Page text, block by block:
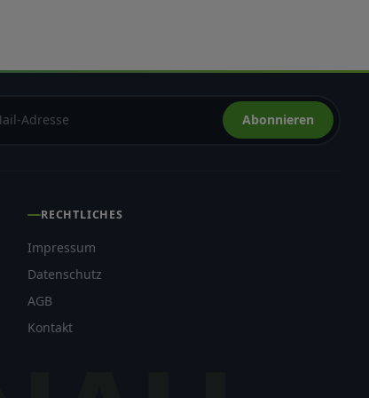
Abonnieren
RECHTLICHES
Impressum
Datenschutz
AGB
Kontakt